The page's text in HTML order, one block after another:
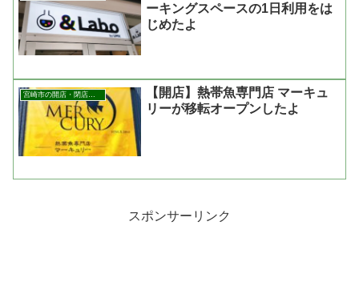
ーキングスペースの1日利用をは
じめたよ
宮崎市の開店・閉店まとめ
【開店】熱帯魚専門店 マーキュ
リーが移転オープンしたよ
スポンサーリンク